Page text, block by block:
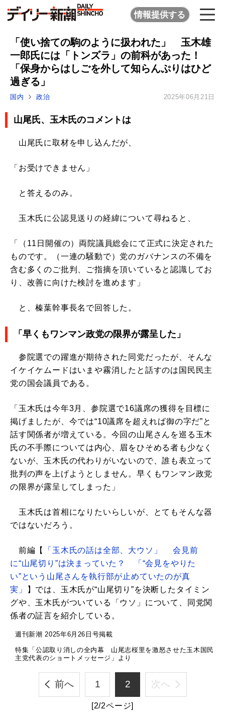
情報提供する
「使い捨ての駒のように扱われた」 玉木雄
一郎氏には「トンズラ」の前科があった！
「保身からはしごを外して知らんぷりはひど
過ぎる」
国内 政治 2025年06月21日
山尾氏、玉木氏のコメントは
山尾氏に取材を申し込んだが、
「お受けできません」
と答えるのみ。
玉木氏に公認見送りの経緯について尋ねると、
「（11日開催の）両院議員総会にて正式に決定された
ものです。（一連の騒動で）党のガバナンスの不備を
含む多くのご批判、ご指摘を頂いていると認識してお
り、改善に向けた検討を進めます」
と、榛葉幹事長名で回答した。
「早くもワンマン政党の限界が露呈した」
参院選での躍進が期待された同党だったが、そんな
イケイケムードはいまや霧消したと話すのは国民民主
党の国会議員である。
「玉木氏は今年3月、参院選で16議席の獲得を目標に
掲げましたが、今では“10議席を超えれば御の字だ”と
話す関係者が増えている。今回の山尾さんを巡る玉木
氏の不手際については内心、眉をひそめる者も少なく
ないが、玉木氏の代わりがいないので、誰も表立って
批判の声を上げようとしません。早くもワンマン政党
の限界が露呈してしまった」
玉木氏は首相になりたいらしいが、とてもそんな器
ではないだろう。
前編【
「玉木氏の話は全部、大ウソ」 会見前
に“山尾切り”は決まっていた？ 「“会見をやりた
い”という山尾さんを執行部が止めていたのが真
実」
】では、玉木氏が“山尾切り”を決断したタイミン
グや、玉木氏がついている「ウソ」について、同党関
係者の証言を紹介している。
週刊新潮 2025年6月26日号掲載
特集「公認取り消しの全内幕 山尾志桜里を激怒させた玉木国民
主党代表のショートメッセージ」より
前へ 1 2 次へ
[2/2ページ]